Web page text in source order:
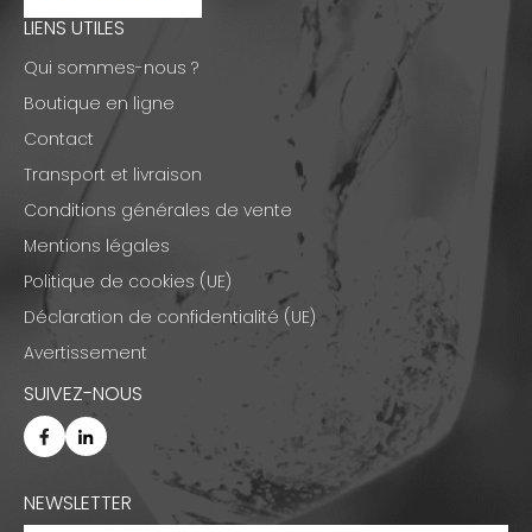
LIENS UTILES
Qui sommes-nous ?
Boutique en ligne
Contact
Transport et livraison
Conditions générales de vente
Mentions légales
Politique de cookies (UE)
Déclaration de confidentialité (UE)
Avertissement
SUIVEZ-NOUS
NEWSLETTER